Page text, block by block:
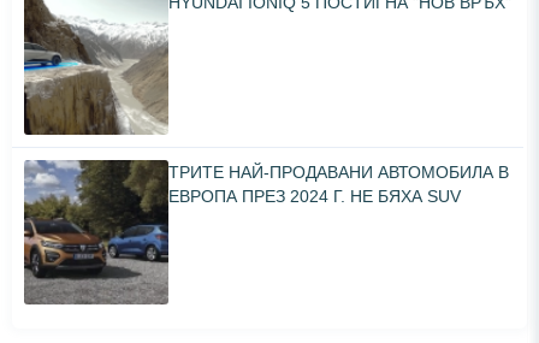
ТРИТЕ НАЙ-ПРОДАВАНИ АВТОМОБИЛА В
ЕВРОПА ПРЕЗ 2024 Г. НЕ БЯХА SUV